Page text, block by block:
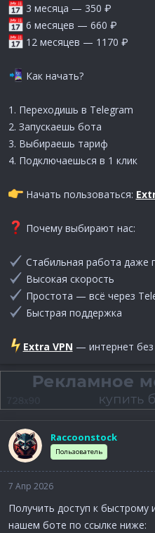
3 месяца — 350 ₽
6 месяцев — 660 ₽
12 месяцев — 1170 ₽
Как начать?
1. Переходишь в Telegram
2. Запускаешь бота
3. Выбираешь тариф
4. Подключаешься в 1 клик
Начать пользоваться:
Почему выбирают нас:
Стабильная работа даже
Высокая скорость
Простота — всё через
Быстрая поддержка
Extra VPN — интернет без
Raccoonstock
Пользователь
7 Апр 2026
Получить доступ к
нашем боте по ссылке ниже: